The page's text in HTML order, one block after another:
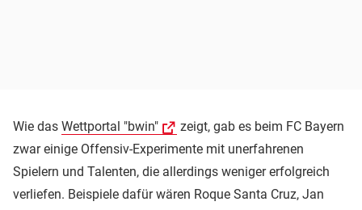
Wie das Wettportal "bwin"
zeigt, gab es beim FC Bayern
zwar einige Offensiv-Experimente mit unerfahrenen
Spielern und Talenten, die allerdings weniger erfolgreich
verliefen. Beispiele dafür wären Roque Santa Cruz, Jan